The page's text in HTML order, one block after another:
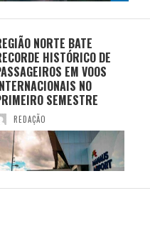
NORTE BATE
HISTÓRICO DE
EM VOOS
NO
SEMESTRE
REDAÇÃO